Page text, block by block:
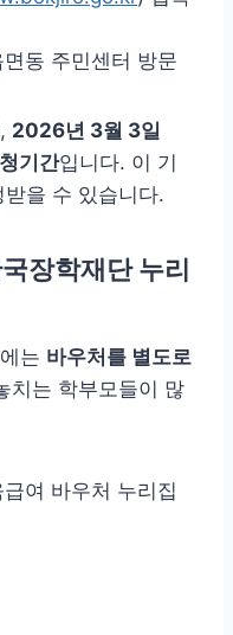
동 주민센터 방문
2026년 3월 3일
기간입니다. 이 기
을 수 있습니다.
장학재단 누리
는 바우처를 별도로
치는 학부모들이 많
여 바우처 누리집